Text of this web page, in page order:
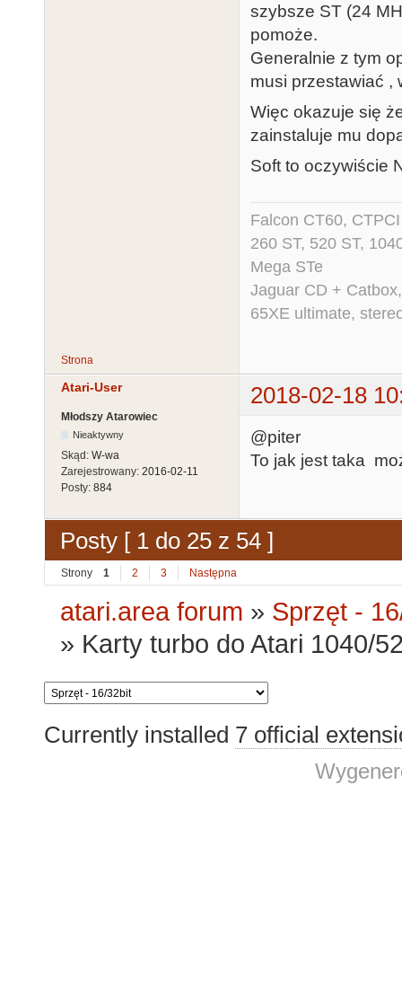
szybsze ST (24
pomoże.
Generalnie z tym
musi przestawiać ,
Więc okazuje się
zainstaluje mu
Soft to oczywiście
Falcon CT60,
260 ST, 520 ST,
Mega STe
Jaguar CD +
65XE ultimate,
Strona
Atari-User 2018-02-18
Młodszy Atarowiec
Nieaktywny
Skąd: W-wa
Zarejestrowany: 2016-02-11
Posty: 884
@piter
To jak jest taka
Posty [ 1 do 25 z 54 ]
Strony 1 2 3 Następna
atari.area forum » Sprzęt -
» Karty turbo do Atari 1040/
Currently installed 7 official